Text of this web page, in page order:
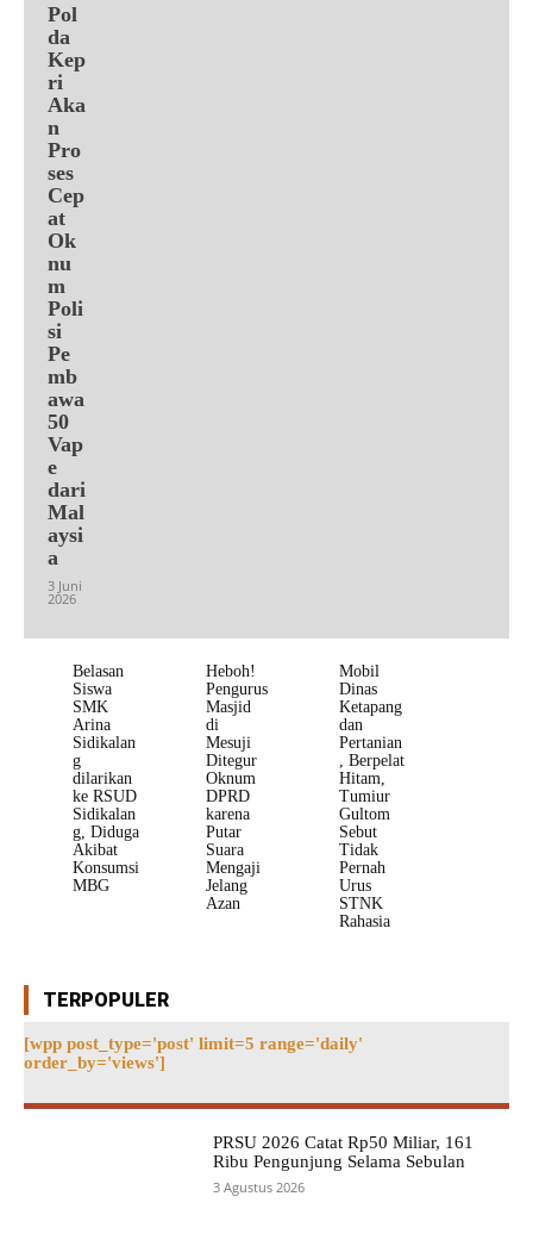
Pol
da
Kep
ri
Aka
n
Pro
ses
Cep
at
Ok
nu
m
Poli
si
Pe
mb
awa
50
Vap
e
dari
Mal
aysi
a
3 Juni
2026
Belasan
Siswa
SMK
Arina
Sidikalan
g
dilarikan
ke RSUD
Sidikalan
g, Diduga
Akibat
Konsumsi
MBG
Heboh!
Pengurus
Masjid
di
Mesuji
Ditegur
Oknum
DPRD
karena
Putar
Suara
Mengaji
Jelang
Azan
Mobil
Dinas
Ketapang
dan
Pertanian
, Berpelat
Hitam,
Tumiur
Gultom
Sebut
Tidak
Pernah
Urus
STNK
Rahasia
TERPOPULER
[wpp post_type='post' limit=5 range='daily'
order_by='views']
PRSU 2026 Catat Rp50 Miliar, 161
Ribu Pengunjung Selama Sebulan
3 Agustus 2026